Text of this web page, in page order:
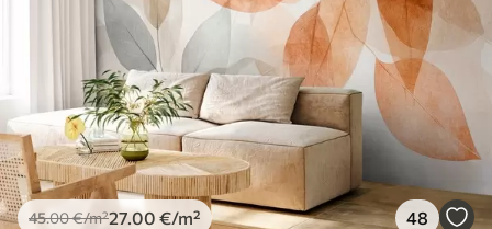
45.00€/m²27.00 €/m² 48